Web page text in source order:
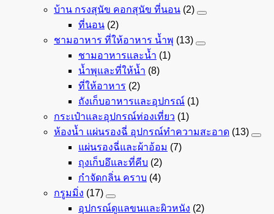
บ้าน กรงสุนัข คอกสุนัข ที่นอน (2)
ที่นอน (2)
ชามอาหาร ที่ให้อาหาร น้ำพุ (13)
ชามอาหารและน้ำ (1)
น้ำพุและที่ให้น้ำ (8)
ที่ให้อาหาร (2)
ถังเก็บอาหารและอุปกรณ์ (1)
กระเป๋าและอุปกรณ์ท่องเที่ยว (1)
ห้องน้ำ แผ่นรองฉี่ อุปกรณ์ทำความสะอาด (13)
แผ่นรองฉี่และผ้าอ้อม (7)
ถุงเก็บอึและที่คีบ (2)
กำจัดกลิ่น คราบ (4)
กรูมมิ่ง (17)
อุปกรณ์ดูแลขนและผิวหนัง (2)